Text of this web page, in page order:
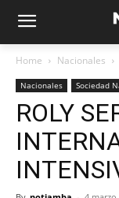
Home Nacionales
Nacionales Sociedad
ROLY